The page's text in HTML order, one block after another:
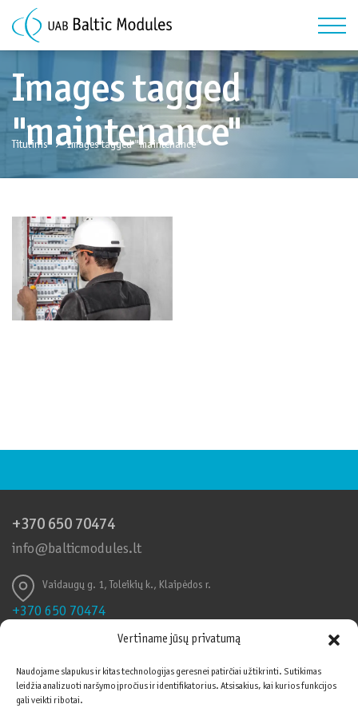
Vertiname jūsų privatumą
Naudojame slapukus ir kitas technologijas geresnei patirčiai užtikrinti. Sutikimas
leidžia analizuoti naršymo įpročius ir identifikatorius. Atsisakius, kai kurios funkcijos
gali veikti ribotai.
Images tagged
"maintenance"
Titulinis Images tagged "maintenance"
+370 650 70474
info@balticmodules.lt
Vaidaugų g. 1, Toleikių k., Klaipėdos r.
+370 650 70474
info@balticmodules.lt
Vadybos sistemos
Informuojame, kad šioje svetainėje naudojami
slapukai (angl. cookies). Sutikdami, paspauskite